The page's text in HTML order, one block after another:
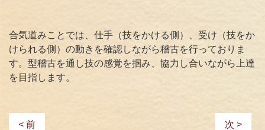
合気道みことでは、仕手（技をかける側）、受け（技をか
けられる側）の動きを確認しながら稽古を行っておりま
す。型稽古を通し技の感覚を掴み、協力し合いながら上達
を目指します。
< 前 次 >